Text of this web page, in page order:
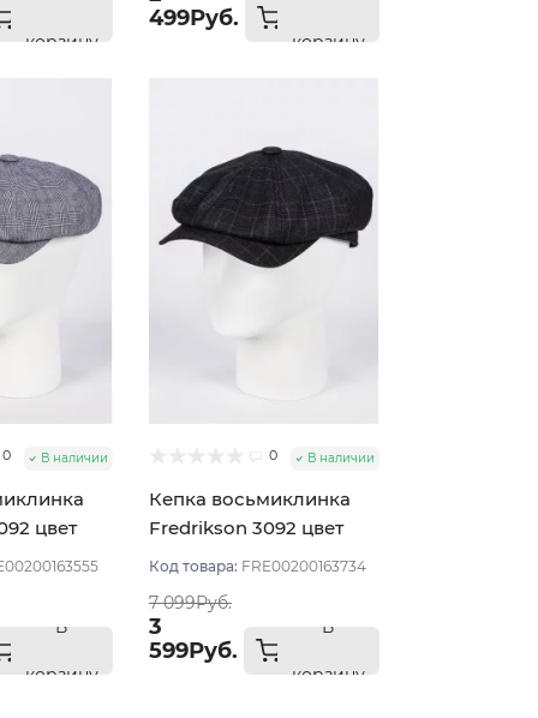
корзину
499Руб.
корзину
0 В наличии
цвет
57
В
корзину
0 В наличии
Кепка восьмиклинка
Fredrikson 3092 цвет
Синий тёмный размер
Код товара: FRE00200163734
7 099Руб.
3
599Руб.
В
корзину